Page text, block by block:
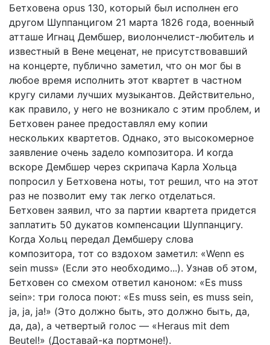
Бетховена opus 130, который был исполнен его
другом Шуппанцигом 21 марта 1826 года, военный
атташе Игнац Дембшер, виолончелист-любитель и
известный в Вене меценат, не присутствовавший
на концерте, публично заметил, что он мог бы в
любое время исполнить этот квартет в частном
кругу силами лучших музыкантов. Действительно,
как правило, у него не возникало с этим проблем, и
Бетховен ранее предоставлял ему копии
нескольких квартетов. Однако, это высокомерное
заявление очень задело композитора. И когда
вскоре Дембшер через скрипача Карла Хольца
попросил у Бетховена ноты, тот решил, что на этот
раз не позволит ему так легко отделаться.
Бетховен заявил, что за партии квартета придется
заплатить 50 дукатов компенсации Шуппанцигу.
Когда Хольц передал Дембшеру слова
композитора, тот со вздохом заметил: «Wenn es
sein muss» (Если это необходимо...). Узнав об этом,
Бетховен со смехом ответил каноном: «Es muss
sein»: три голоса поют: «Es muss sein, es muss sein,
ja, ja, ja!» (Это должно быть, это должно быть, да,
да, да), а четвертый голос — «Heraus mit dem
Beutel!» (Доставай-ка портмоне!).